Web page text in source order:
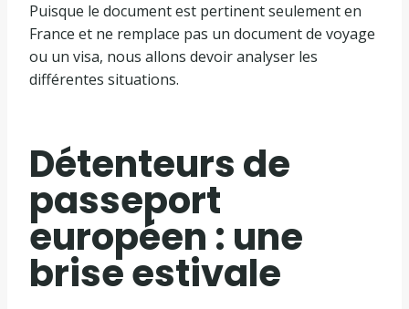
Puisque le document est pertinent seulement en
France et ne remplace pas un document de voyage
ou un visa, nous allons devoir analyser les
différentes situations.
Détenteurs de
passeport
européen : une
brise estivale